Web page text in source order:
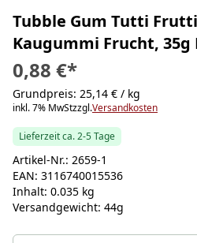
Tubble Gum Tutti
Kaugummi Frucht, 35g
0,88 €*
Grundpreis: 25,14 € / kg
inkl. 7% MwStzzgl.Versandkosten
Lieferzeit ca. 2-5 Tage
Artikel-Nr.: 2659-1
EAN: 3116740015536
Inhalt: 0.035 kg
Versandgewicht: 44g